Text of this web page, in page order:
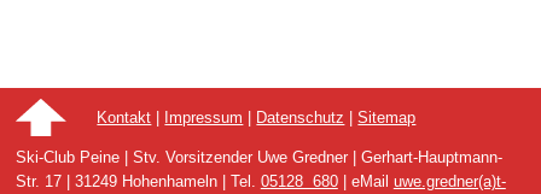
Kontakt Impressum Datenschutz |Sitemap
Ski-Club Peine | Stv. Vorsitzender Uwe Gredner | Gerhart-Hauptmann-
Str. 17 | 31249 Hohenhameln | Tel. 05128 680| eMail uwe.gredner(a)t-